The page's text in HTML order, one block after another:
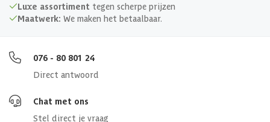
Luxe assortiment tegen scherpe prijzen
Maatwerk: We maken het betaalbaar.
076 - 80 801 24
Direct antwoord
Chat met ons
Stel direct je vraag